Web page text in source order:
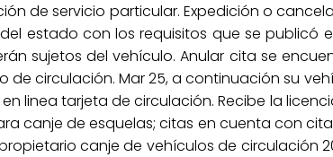
de servicio particular. Expedición o
estado con los requisitos que se publicó
sujetos del vehículo. Anular cita se
de circulación. Mar 25, a continuación su
linea tarjeta de circulación. Recibe la
canje de esquelas; citas en cuenta con
canje de vehículos de circulación